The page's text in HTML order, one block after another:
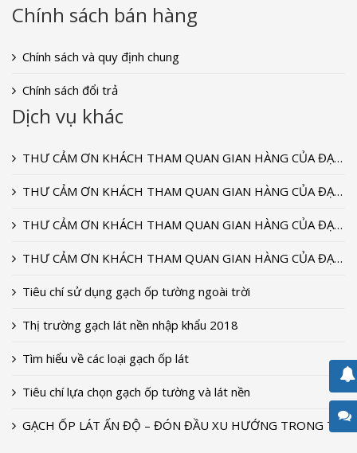
Chính sách bán hàng
Chính sách và quy định chung
Chính sách đổi trả
Dịch vụ khác
THƯ CẢM ƠN KHÁCH THAM QUAN GIAN HÀNG CỦA ĐẠI DƯƠNG CERAMIC TẠI TRIỂN LÃM VIETBUILD T9-2022
THƯ CẢM ƠN KHÁCH THAM QUAN GIAN HÀNG CỦA ĐẠI DƯƠNG CERAMIC TẠI TRIỂN LÃM VIETBUILD T9-2020
THƯ CẢM ƠN KHÁCH THAM QUAN GIAN HÀNG CỦA ĐẠI DƯƠNG CERAMIC TẠI TRIỂN LÃM VIETBUILD T9-2018
THƯ CẢM ƠN KHÁCH THAM QUAN GIAN HÀNG CỦA ĐẠI DƯƠNG CERAMIC TẠI TRIỂN LÃM VIETBUILD 2018
Tiêu chí sử dụng gạch ốp tường ngoài trời
Thị trường gạch lát nền nhập khẩu 2018
Tìm hiểu về các loại gạch ốp lát
Tiêu chí lựa chọn gạch ốp tường và lát nền
GẠCH ỐP LÁT ẤN ĐỘ – ĐÓN ĐẦU XU HƯỚNG TRONG THIẾT KẾ